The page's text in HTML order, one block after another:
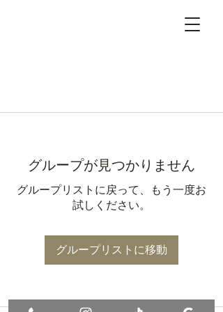
グループが見つかりません
グループリストに戻って、もう一度お
試しください。
グループリストに移動